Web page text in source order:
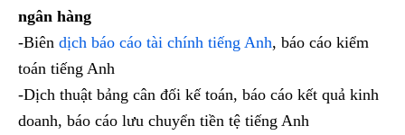
ngân hàng
-Biên dịch báo cáo tài chính tiếng Anh, báo cáo kiểm
toán tiếng Anh
-Dịch thuật bảng cân đối kế toán, báo cáo kết quả kinh
doanh, báo cáo lưu chuyển tiền tệ tiếng Anh